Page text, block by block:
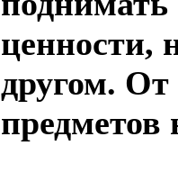
ценности,
другом.
предметов